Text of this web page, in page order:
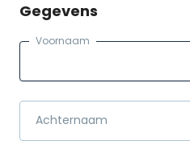
Gegevens
Voornaam
Achternaam